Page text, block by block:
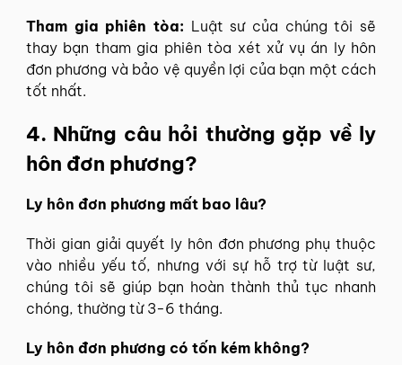
Tham gia phiên tòa: Luật sư của chúng tôi sẽ
thay bạn tham gia phiên tòa xét xử vụ án ly hôn
đơn phương và bảo vệ quyền lợi của bạn một cách
tốt nhất.
4. Những câu hỏi thường gặp về ly
hôn đơn phương?
Ly hôn đơn phương mất bao lâu?
Thời gian giải quyết ly hôn đơn phương phụ thuộc
vào nhiều yếu tố, nhưng với sự hỗ trợ từ luật sư,
chúng tôi sẽ giúp bạn hoàn thành thủ tục nhanh
chóng, thường từ 3-6 tháng.
Ly hôn đơn phương có tốn kém không?